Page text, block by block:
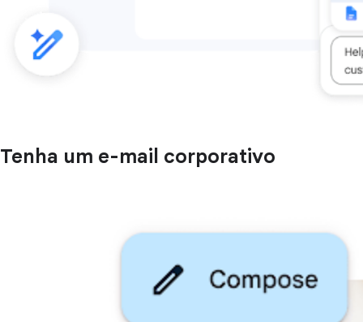
Tenha um e-mail corporativo